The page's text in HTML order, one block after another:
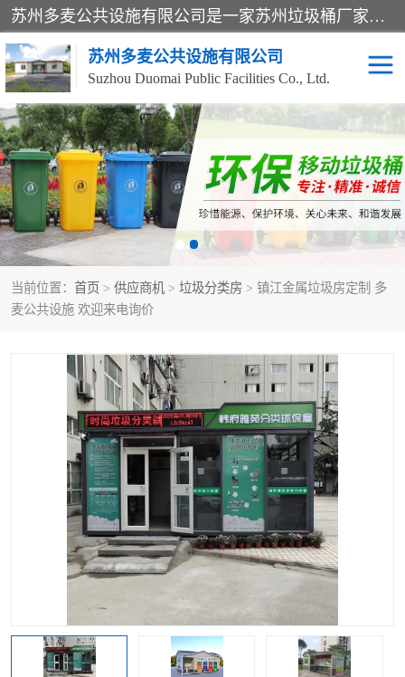
苏州多麦公共设施有限公司是一家苏州垃圾桶厂家，主营：塑料垃圾桶、分类果皮箱、户外园林椅、保安岗亭等产品厂家。全国统一热线电话：17105580222。公司组建完善的团队。设计人员，能根据客户要求，提供适合的设计方案，来满足客户的需求。
苏州多麦公共设施有限公司
Suzhou Duomai Public Facilities Co., Ltd.
当前位置： 首页 > 供应商机 > 垃圾分类房 > 镇江金属垃圾房定制 多
麦公共设施 欢迎来电询价
办公室脚踩垃圾桶 保安岗亭
分类果皮箱 公园椅
垃圾分类房 塑料垃圾桶
防疫岗亭 吸烟岗亭